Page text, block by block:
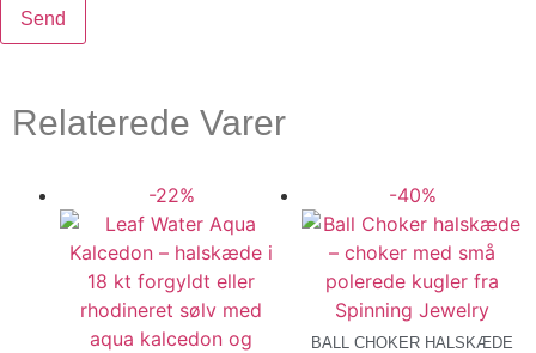
Relaterede Varer
-22% -40%
BALL CHOKER HALSKÆDE